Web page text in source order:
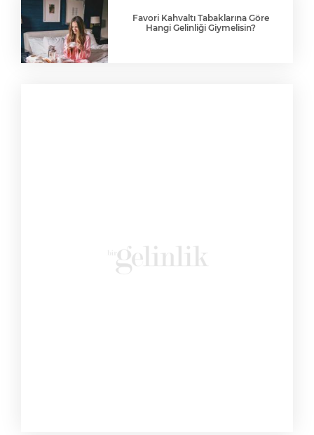
Favori Kahvaltı Tabaklarına Göre
Hangi Gelinliği Giymelisin?